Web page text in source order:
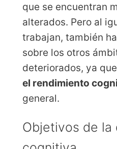
que se encuentran
alterados. Pero al
trabajan, también
sobre los otros
deteriorados, ya
el rendimiento
general.
Objetivos de la